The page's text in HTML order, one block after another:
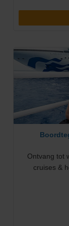
Ontvang tot
cruises &